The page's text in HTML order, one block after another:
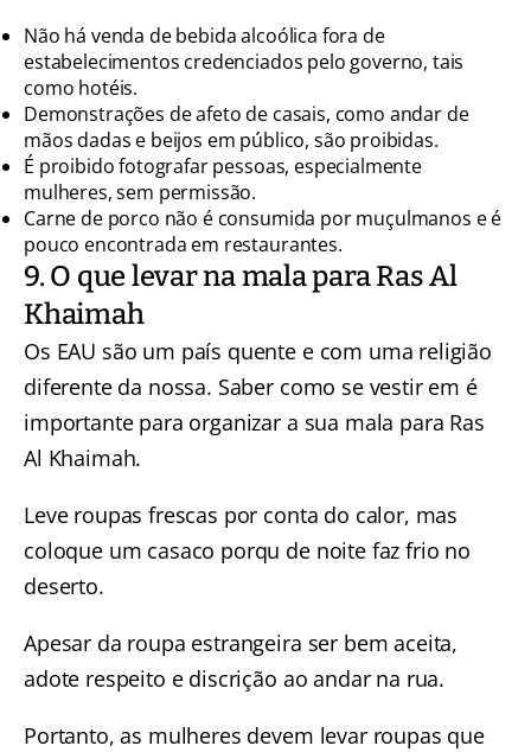
Não há venda de bebida alcoólica fora de
estabelecimentos credenciados pelo governo, tais
como hotéis.
Demonstrações de afeto de casais, como andar de
mãos dadas e beijos em público, são proibidas.
É proibido fotografar pessoas, especialmente
mulheres, sem permissão.
Carne de porco não é consumida por muçulmanos e é
pouco encontrada em restaurantes.
9. O que levar na mala para Ras Al
Khaimah
Os EAU são um país quente e com uma religião
diferente da nossa. Saber como se vestir em é
importante para organizar a sua mala para Ras
Al Khaimah.
Leve roupas frescas por conta do calor, mas
coloque um casaco porqu de noite faz frio no
deserto.
Apesar da roupa estrangeira ser bem aceita,
adote respeito e discrição ao andar na rua.
Portanto, as mulheres devem levar roupas que